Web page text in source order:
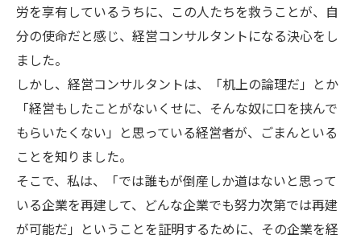
労を享有しているうちに、この人たちを救うことが、自
分の使命だと感じ、経営コンサルタントになる決心をし
ました。
しかし、経営コンサルタントは、「机上の論理だ」とか
「経営もしたことがないくせに、そんな奴に口を挟んで
もらいたくない」と思っている経営者が、ごまんといる
ことを知りました。
そこで、私は、「では誰もが倒産しか道はないと思って
いる企業を再建して、どんな企業でも努力次第では再建
が可能だ」ということを証明するために、その企業を経